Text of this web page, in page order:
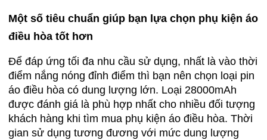
Một số tiêu chuẩn giúp bạn lựa chọn phụ kiện áo
điều hòa tốt hơn
Để đáp ứng tối đa nhu cầu sử dụng, nhất là vào thời
điểm nắng nóng đỉnh điểm thì bạn nên chọn loại pin
áo điều hòa có dung lượng lớn. Loại 28000mAh
được đánh giá là phù hợp nhất cho nhiều đối tượng
khách hàng khi tìm mua phụ kiện áo điều hòa. Thời
gian sử dụng tương đương với mức dung lượng